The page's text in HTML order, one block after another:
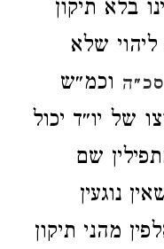
בלא תיקון
שלא
וכמ״ש
של יו״ד יכול
שם
נוגעין
מהני תיקון